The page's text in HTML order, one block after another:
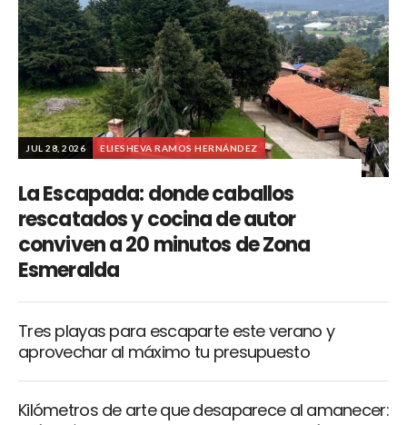
JUL 28, 2026 ELIESHEVA RAMOS HERNÁNDEZ
La Escapada: donde caballos
rescatados y cocina de autor
conviven a 20 minutos de Zona
Esmeralda
Tres playas para escaparte este verano y
aprovechar al máximo tu presupuesto
Kilómetros de arte que desaparece al amanecer: